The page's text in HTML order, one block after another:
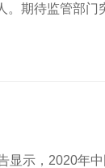
。期待监管部门
显示，2020年中